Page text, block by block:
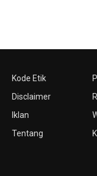
Kode Etik
Disclaimer
Iklan
Tentang